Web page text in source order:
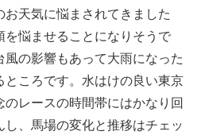
天気に悩まされてきました
を悩ませることになりそうで
の影響もあって大雨になった
ところです。水はけの良い東京
レースの時間帯にはかなり回
、馬場の変化と推移はチェッ